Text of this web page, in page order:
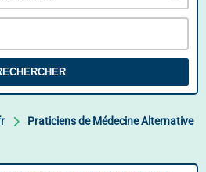
Praticiens de Médecine Alternative